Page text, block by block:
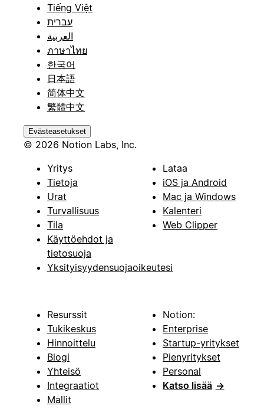
Tiếng Việt
עברית
العربية
ภาษาไทย
한국어
日本語
简体中文
繁體中文
Evästeasetukset
© 2026 Notion Labs, Inc.
Yritys
Tietoja
Urat
Turvallisuus
Tila
Käyttöehdot ja
tietosuoja
Yksityisyydensuojaoikeutesi
Lataa
iOS ja Android
Mac ja Windows
Kalenteri
Web Clipper
Resurssit
Tukikeskus
Hinnoittelu
Blogi
Yhteisö
Integraatiot
Mallit
Notion:
Enterprise
Startup-yritykset
Pienyritykset
Personal
Katso lisää →